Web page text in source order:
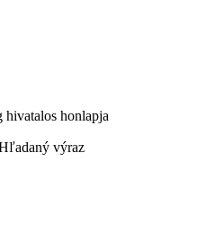
hivatalos honlapja
výraz